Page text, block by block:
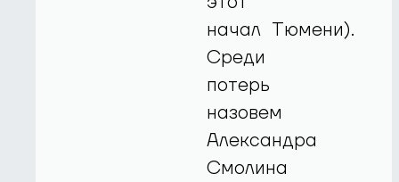
начал Тюмени).
Среди
потерь
назовем
Александра
Смолина